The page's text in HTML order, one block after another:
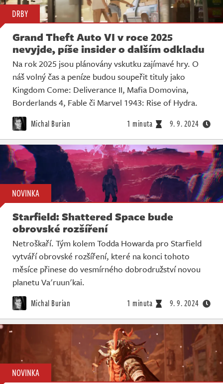
DRBY
Grand Theft Auto VI v roce 2025
nevyjde, píše insider o dalším odkladu
Na rok 2025 jsou plánovány vskutku zajímavé hry. O
náš volný čas a peníze budou soupeřit tituly jako
Kingdom Come: Deliverance II, Mafia Domovina,
Borderlands 4, Fable či Marvel 1943: Rise of Hydra.
Michal Burian 1 minuta 9. 9. 2024
NOVINKA
Starfield: Shattered Space bude
obrovské rozšíření
Netroškaří. Tým kolem Todda Howarda pro Starfield
vytváří obrovské rozšíření, které na konci tohoto
měsíce přinese do vesmírného dobrodružství novou
planetu Va'ruun'kai.
Michal Burian 1 minuta 9. 9. 2024
NOVINKA